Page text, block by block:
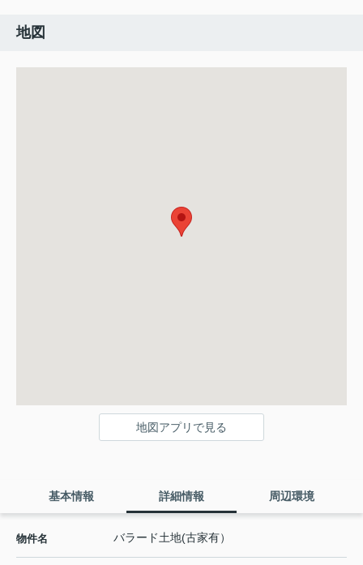
地図
地図アプリで見る
基本情報 詳細情報 周辺環境
物件名 バラード土地(古家有）